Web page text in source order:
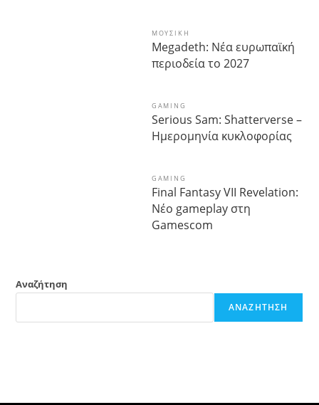
ΜΟΥΣΙΚΉ
Megadeth: Νέα ευρωπαϊκή
περιοδεία το 2027
GAMING
Serious Sam: Shatterverse –
Ημερομηνία κυκλοφορίας
GAMING
Final Fantasy VII Revelation:
Νέο gameplay στη
Gamescom
Αναζήτηση
ΑΝΑΖΉΤΗΣΗ